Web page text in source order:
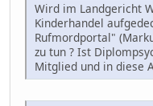
Wird im Landgericht
Kinderhandel
Rufmordportal"
zu tun ? Ist
Mitglied und in diese